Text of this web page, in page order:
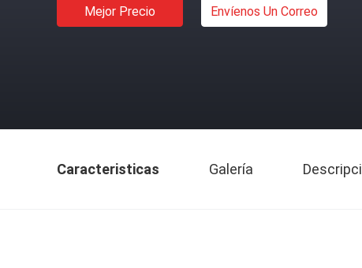
Mejor Precio Envíenos Un Correo
Caracteristicas Galería